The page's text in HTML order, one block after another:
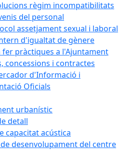
règim incompatibilitats
del personal
assetjament sexual i laboral
d'igualtat de gènere
fer pràctiques a l'Ajuntament
concessions i contractes
d'Informació i
Oficials
urbanístic
detall
capacitat acústica
desenvolupament del centre